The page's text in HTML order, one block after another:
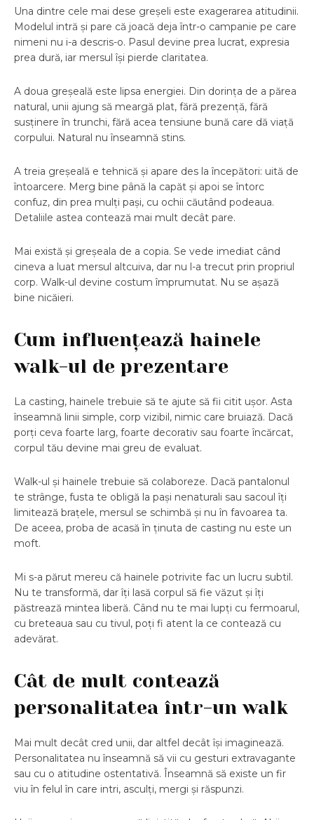
Una dintre cele mai dese greșeli este exagerarea atitudinii.
Modelul intră și pare că joacă deja într-o campanie pe care
nimeni nu i-a descris-o. Pasul devine prea lucrat, expresia
prea dură, iar mersul își pierde claritatea.
A doua greșeală este lipsa energiei. Din dorința de a părea
natural, unii ajung să meargă plat, fără prezență, fără
susținere în trunchi, fără acea tensiune bună care dă viață
corpului. Natural nu înseamnă stins.
A treia greșeală e tehnică și apare des la începători: uită de
întoarcere. Merg bine până la capăt și apoi se întorc
confuz, din prea mulți pași, cu ochii căutând podeaua.
Detaliile astea contează mai mult decât pare.
Mai există și greșeala de a copia. Se vede imediat când
cineva a luat mersul altcuiva, dar nu l-a trecut prin propriul
corp. Walk-ul devine costum împrumutat. Nu se așază
bine nicăieri.
Cum influențează hainele
walk-ul de prezentare
La casting, hainele trebuie să te ajute să fii citit ușor. Asta
înseamnă linii simple, corp vizibil, nimic care bruiază. Dacă
porți ceva foarte larg, foarte decorativ sau foarte încărcat,
corpul tău devine mai greu de evaluat.
Walk-ul și hainele trebuie să colaboreze. Dacă pantalonul
te strânge, fusta te obligă la pași nenaturali sau sacoul îți
limitează brațele, mersul se schimbă și nu în favoarea ta.
De aceea, proba de acasă în ținuta de casting nu este un
moft.
Mi s-a părut mereu că hainele potrivite fac un lucru subtil.
Nu te transformă, dar îți lasă corpul să fie văzut și îți
păstrează mintea liberă. Când nu te mai lupți cu fermoarul,
cu breteaua sau cu tivul, poți fi atent la ce contează cu
adevărat.
Cât de mult contează
personalitatea într-un walk
Mai mult decât cred unii, dar altfel decât își imaginează.
Personalitatea nu înseamnă să vii cu gesturi extravagante
sau cu o atitudine ostentativă. Înseamnă să existe un fir
viu în felul în care intri, asculți, mergi și răspunzi.